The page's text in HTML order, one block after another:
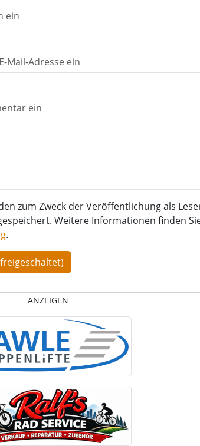
zum Zweck der Veröffentlichung als
Weitere Informationen finden
.
ANZEIGEN